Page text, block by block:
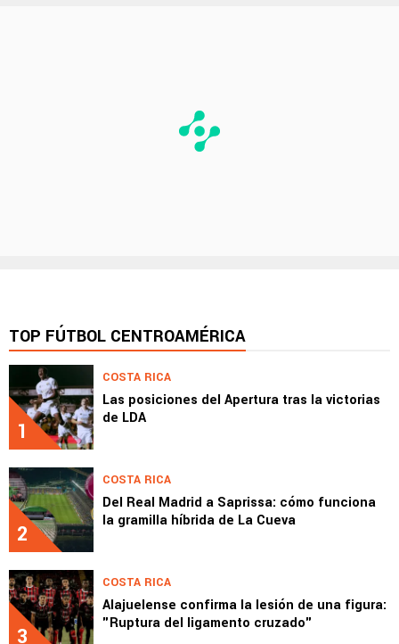
TOP FÚTBOL CENTROAMÉRICA
1
COSTA RICA
Las posiciones del Apertura tras la victorias
de LDA
2
COSTA RICA
Del Real Madrid a Saprissa: cómo funciona
la gramilla híbrida de La Cueva
3
COSTA RICA
Alajuelense confirma la lesión de una figura:
"Ruptura del ligamento cruzado"